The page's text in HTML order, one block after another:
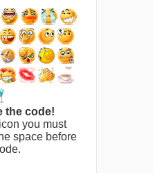
the code!
you must
space before